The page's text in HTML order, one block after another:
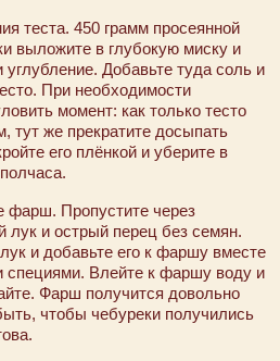
теста. 450 грамм просеянной
выложите в глубокую миску и
Добавьте туда соль и
При необходимости
момент: как только тесто
тут же прекратите досыпать
его плёнкой и уберите в
фарш. Пропустите через
лук и острый перец без семян.
и добавьте его к фаршу вместе
Влейте к фаршу воду и
Фарш получится довольно
чтобы чебуреки получились